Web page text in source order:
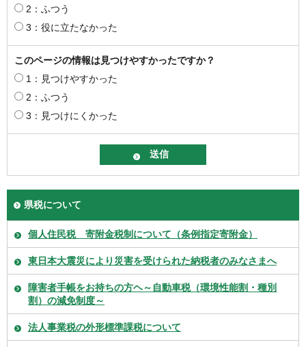
2：ふつう
3：役に立たなかった
このページの情報は見つけやすかったですか？
1：見つけやすかった
2：ふつう
3：見つけにくかった
県税について
個人住民税 寄附金税制について（条例指定寄附金）
東日本大震災により災害を受けられた納税者のみなさまへ
障害者手帳をお持ちの方ヘ～自動車税（環境性能割・種別
割）の減免制度～
法人事業税の外形標準課税について